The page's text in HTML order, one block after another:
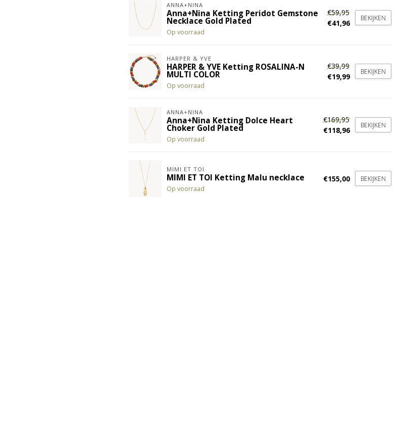
ANNA+NINA
Anna+Nina Ketting Peridot Gemstone
Necklace Gold Plated
Op voorraad
€59,95
€41,96
BEKIJKEN
HARPER & YVE
HARPER & YVE Ketting ROSALINA-N
MULTI COLOR
Op voorraad
€39,99
€19,99
BEKIJKEN
ANNA+NINA
Anna+Nina Ketting Dolce Heart
Choker Gold Plated
Op voorraad
€169,95
€118,96
BEKIJKEN
MIMI ET TOI
MIMI ET TOI Ketting Malu necklace
Op voorraad
€155,00 BEKIJKEN